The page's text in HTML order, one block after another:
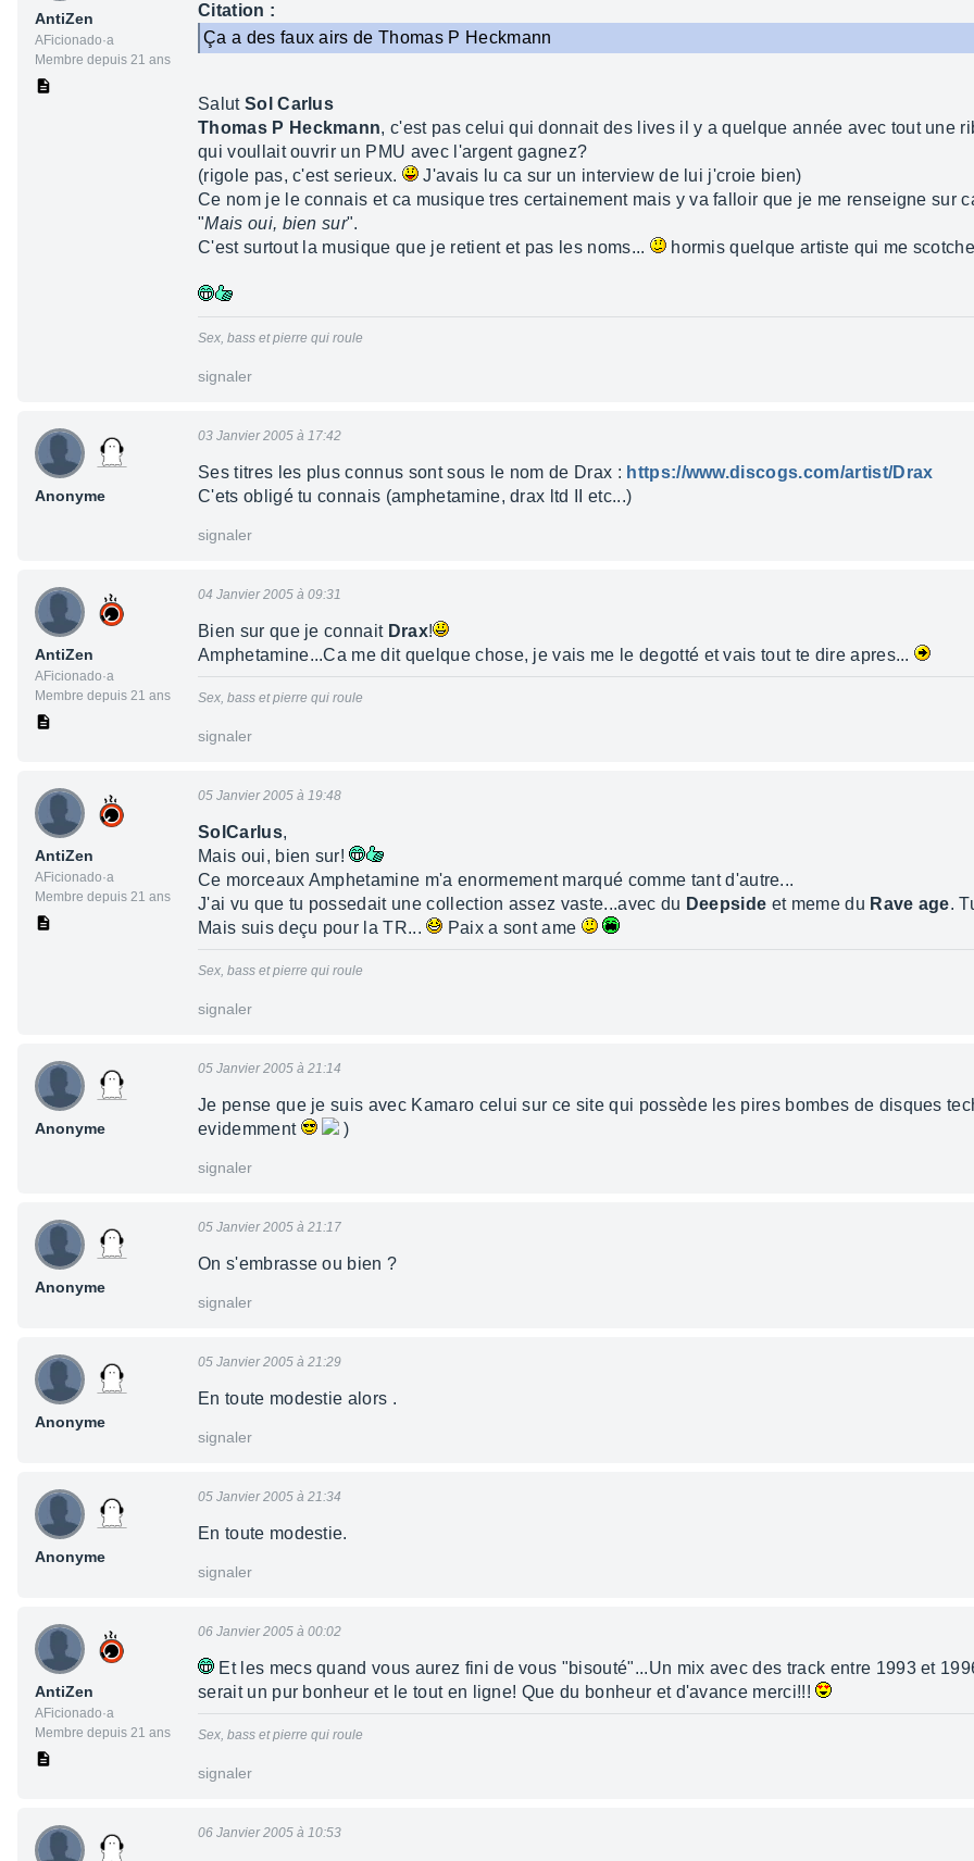
AntiZen
AFicionado·a
Membre depuis 21 ans
Citation :
Ça a des faux airs de Thomas P Heckmann
Salut Sol Carlus
Thomas P Heckmann, c'est pas celui qui donnait des lives il y a quelque année avec tout une
qui voullait ouvrir un PMU avec l'argent gagnez?
(rigole pas, c'est serieux.
J'avais lu ca sur un interview de lui j'croie bien)
Ce nom je le connais et ca musique tres certainement mais y va falloir que je me renseigne sur
"Mais oui, bien sur".
C'est surtout la musique que je retient et pas les noms...
hormis quelque artiste qui me
Sex, bass et pierre qui roule
signaler
Anonyme
03 Janvier 2005 à 17:42
Ses titres les plus connus sont sous le nom de Drax : https://www.discogs.com/artist/Drax
C'ets obligé tu connais (amphetamine, drax ltd II etc...)
signaler
AntiZen
AFicionado·a
Membre depuis 21 ans
04 Janvier 2005 à 09:31
Bien sur que je connait Drax!
Amphetamine...Ca me dit quelque chose, je vais me le degotté et vais tout te dire apres...
Sex, bass et pierre qui roule
signaler
AntiZen
AFicionado·a
Membre depuis 21 ans
05 Janvier 2005 à 19:48
SolCarlus,
Mais oui, bien sur!
Ce morceaux Amphetamine m'a enormement marqué comme tant d'autre...
J'ai vu que tu possedait une collection assez vaste...avec du Deepside et meme du Rave age.
Mais suis deçu pour la TR...
Paix a sont ame
Sex, bass et pierre qui roule
signaler
Anonyme
05 Janvier 2005 à 21:14
Je pense que je suis avec Kamaro celui sur ce site qui possède les pires bombes de disques
evidemment
)
signaler
Anonyme
05 Janvier 2005 à 21:17
On s'embrasse ou bien ?
signaler
Anonyme
05 Janvier 2005 à 21:29
En toute modestie alors .
signaler
Anonyme
05 Janvier 2005 à 21:34
En toute modestie.
signaler
AntiZen
AFicionado·a
Membre depuis 21 ans
06 Janvier 2005 à 00:02
Et les mecs quand vous aurez fini de vous "bisouté"...Un mix avec des track entre 1993 et
serait un pur bonheur et le tout en ligne! Que du bonheur et d'avance merci!!!
Sex, bass et pierre qui roule
signaler
06 Janvier 2005 à 10:53